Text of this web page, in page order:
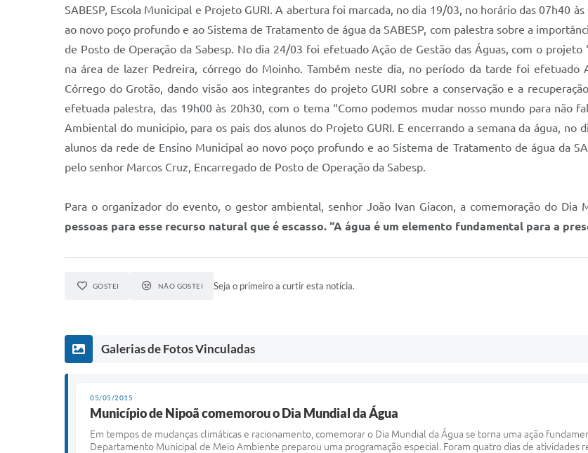
SABESP, Escola Municipal e Projeto GURI. A abertura foi marcada, no dia 19/03, no horário das 07h40
ao novo poço profundo e ao Sistema de Tratamento de água da SABESP, com palestra sobre a
de Posto de Operação da Sabesp. No dia 24/03 foi efetuado Ação de Gestão das Águas, com o
na área de lazer Pedreira, córrego do Moinho. Também neste dia, no período da tarde foi
Córrego do Grotão, dando visão aos integrantes do projeto GURI sobre a conservação e a
efetuada palestra, das 19h00 às 20h30, com o tema “Como podemos mudar nosso mundo para não
Ambiental do municipio, para os pais dos alunos do Projeto GURI. E encerrando a semana da água, no
alunos da rede de Ensino Municipal ao novo poço profundo e ao Sistema de Tratamento de água da
pelo senhor Marcos Cruz, Encarregado de Posto de Operação da Sabesp.
Para o organizador do evento, o gestor ambiental, senhor João Ivan Giacon, a comemoração do
pessoas para esse recurso natural que é escasso. “A água é um elemento fundamental para a
GOSTEI NÃO GOSTEI Seja o primeiro a curtir esta notícia.
Galerias de Fotos Vinculadas
05/05/2015
Município de Nipoã comemorou o Dia Mundial da Água
Em tempos de mudanças climáticas e racionamento, comemorar o Dia Mundial da Água se torna uma ação
Departamento Municipal de Meio Ambiente preparou uma programação especial. Foram quatro dias de atividades